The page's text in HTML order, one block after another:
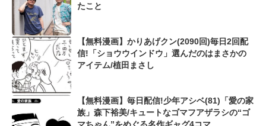
たこと
【無料漫画】かりあげクン(2090回)毎日2回配
信!「ショウウインドウ」選んだのはまさかの
アイテム/植田まさし
【無料漫画】毎日配信!少年アシベ(81)「愛の家
族」森下裕美/キュートなゴマフアザラシの“ゴ